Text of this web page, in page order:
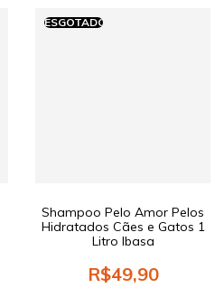
ESGOTADO
Shampoo Pelo Amor Pelos
Hidratados Cães e Gatos 1
Litro Ibasa
R$49,90